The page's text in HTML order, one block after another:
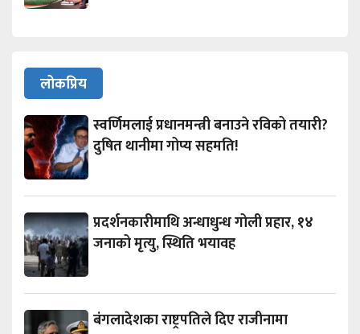
लोकप्रिय
स्वर्णिमलाई प्रधानमन्त्री बनाउने रविको तयारी?
दुषित थानीमा गोप्य सहमति!
प्रदर्शनकारीमाथि अन्धाधुन्ध गोली प्रहार, १४
जनाको मृत्यु, स्थिति भयावह
बंगलादेशका राष्ट्रपतिले दिए राजीनामा